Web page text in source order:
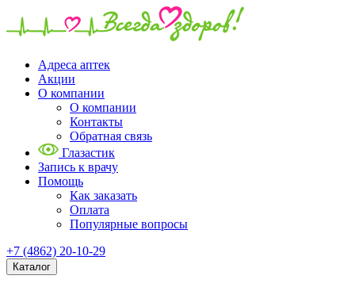
Адреса аптек
Акции
О компании
О компании
Контакты
Обратная связь
Глазастик
Запись к врачу
Помощь
Как заказать
Оплата
Популярные вопросы
+7 (4862) 20-10-29
Каталог